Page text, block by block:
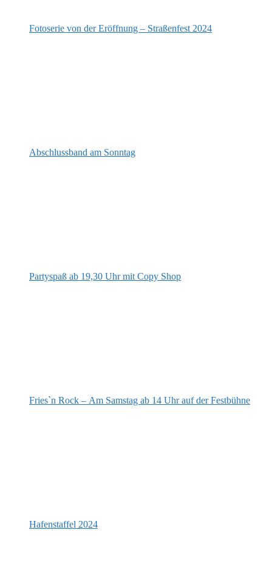
Fotoserie von der Eröffnung – Straßenfest 2024
Abschlussband am Sonntag
Partyspaß ab 19,30 Uhr mit Copy Shop
Fries`n Rock – Am Samstag ab 14 Uhr auf der Festbühne
Hafenstaffel 2024